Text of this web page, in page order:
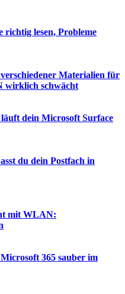
lesen, Probleme
Materialien für
wirklich schwächt
dein Microsoft Surface
du dein Postfach in
mit WLAN:
365 sauber im